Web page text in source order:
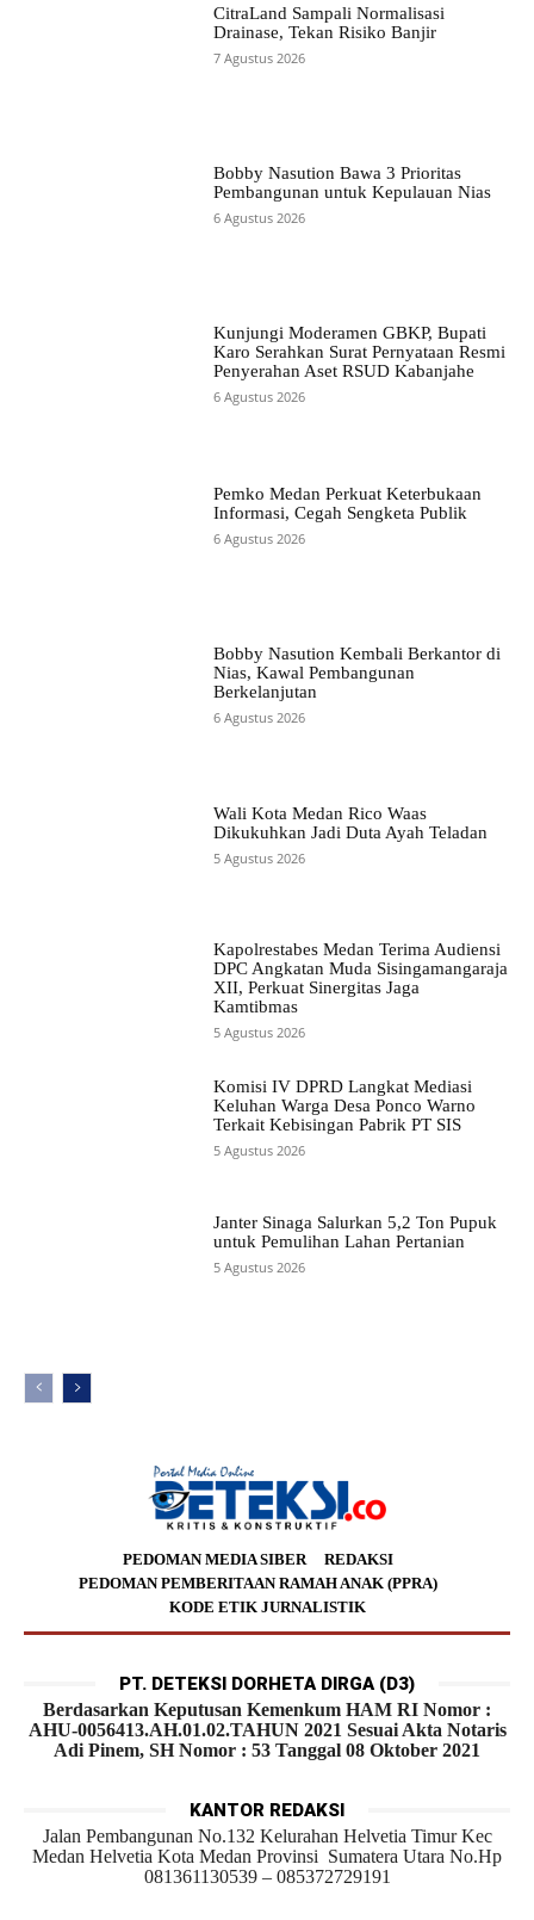
CitraLand Sampali Normalisasi
Drainase, Tekan Risiko Banjir
7 Agustus 2026
Bobby Nasution Bawa 3 Prioritas
Pembangunan untuk Kepulauan Nias
6 Agustus 2026
Kunjungi Moderamen GBKP, Bupati
Karo Serahkan Surat Pernyataan Resmi
Penyerahan Aset RSUD Kabanjahe
6 Agustus 2026
Pemko Medan Perkuat Keterbukaan
Informasi, Cegah Sengketa Publik
6 Agustus 2026
Bobby Nasution Kembali Berkantor di
Nias, Kawal Pembangunan
Berkelanjutan
6 Agustus 2026
Wali Kota Medan Rico Waas
Dikukuhkan Jadi Duta Ayah Teladan
5 Agustus 2026
Kapolrestabes Medan Terima Audiensi
DPC Angkatan Muda Sisingamangaraja
XII, Perkuat Sinergitas Jaga
Kamtibmas
5 Agustus 2026
Komisi IV DPRD Langkat Mediasi
Keluhan Warga Desa Ponco Warno
Terkait Kebisingan Pabrik PT SIS
5 Agustus 2026
Janter Sinaga Salurkan 5,2 Ton Pupuk
untuk Pemulihan Lahan Pertanian
5 Agustus 2026
PEDOMAN MEDIA SIBER
REDAKSI
PEDOMAN PEMBERITAAN RAMAH ANAK (PPRA)
KODE ETIK JURNALISTIK
PT. DETEKSI DORHETA DIRGA (D3)
Berdasarkan Keputusan Kemenkum HAM RI Nomor :
AHU-0056413.AH.01.02.TAHUN 2021 Sesuai Akta Notaris
Adi Pinem, SH Nomor : 53 Tanggal 08 Oktober 2021
KANTOR REDAKSI
Jalan Pembangunan No.132 Kelurahan Helvetia Timur Kec
Medan Helvetia Kota Medan Provinsi Sumatera Utara No.Hp
081361130539 – 085372729191